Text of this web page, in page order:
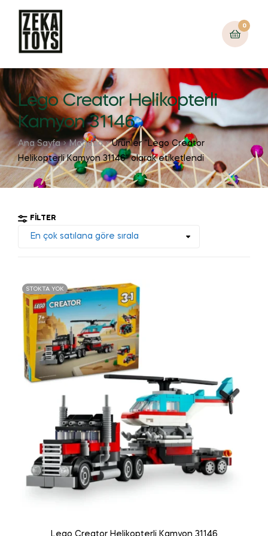
0
Lego Creator Helikopterli
Kamyon 31146
Ana Sayfa Mağaza
Ürünler “Lego Creator
Helikopterli Kamyon 31146” olarak etiketlendi
FILTER
STOKTA YOK
Lego Creator Helikopterli Kamyon 31146